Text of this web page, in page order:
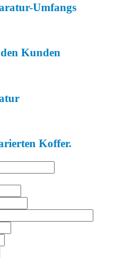
Umfangs
Kunden
Koffer.